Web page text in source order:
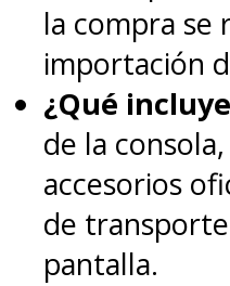
la compra se
importación
¿Qué
de la
accesorios
de
pantalla.